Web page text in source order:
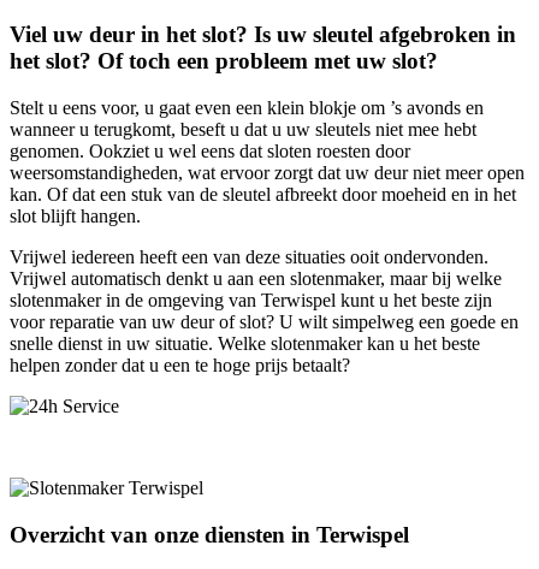
Viel uw deur in het slot? Is uw sleutel afgebroken in
het slot? Of toch een probleem met uw slot?
Stelt u eens voor, u gaat even een klein blokje om ’s avonds en
wanneer u terugkomt, beseft u dat u uw sleutels niet mee hebt
genomen. Ookziet u wel eens dat sloten roesten door
weersomstandigheden, wat ervoor zorgt dat uw deur niet meer open
kan. Of dat een stuk van de sleutel afbreekt door moeheid en in het
slot blijft hangen.
Vrijwel iedereen heeft een van deze situaties ooit ondervonden.
Vrijwel automatisch denkt u aan een slotenmaker, maar bij welke
slotenmaker in de omgeving van Terwispel kunt u het beste zijn
voor reparatie van uw deur of slot? U wilt simpelweg een goede en
snelle dienst in uw situatie. Welke slotenmaker kan u het beste
helpen zonder dat u een te hoge prijs betaalt?
Overzicht van onze diensten in Terwispel